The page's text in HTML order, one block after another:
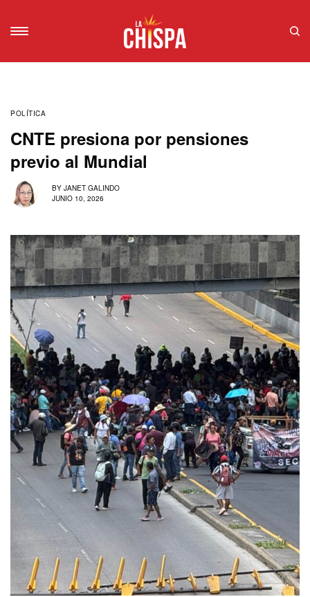
POLÍTICA
CNTE presiona por pensiones
previo al Mundial
BY JANET GALINDO
JUNIO 10, 2026